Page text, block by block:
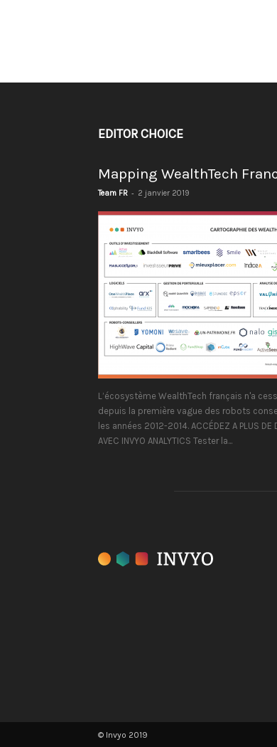
EDITOR CHOICE
Mapping WealthTech
Team FR - 2 janvier 2019
L’écosystème WealthTech français n'a
depuis la première vague des robots
les années 2012-2014. ACCÉDEZ A PLUS DE
AVEC INVYO ANALYTICS Tester la...
© Invyo 2019